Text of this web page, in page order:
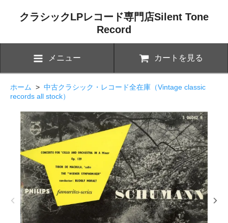
クラシックLPレコード専門店Silent Tone
Record
メニュー カートを見る
ホーム > 中古クラシック・レコード全在庫（Vintage classic
records all stock）